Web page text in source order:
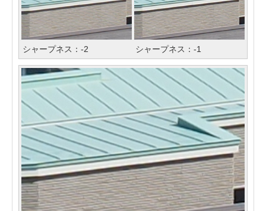
シャープネス：-2 シャープネス：-1